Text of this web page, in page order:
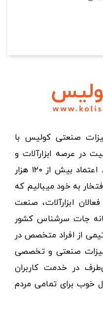
صنعتی کولیس با
۱۰ سال فعالیت در عرصه ابزارآلات و
کالاهای صنعتی توانسته مورد اعتماد بیش از ۱۲۰ هزار
به خود میبالیم که
ابزارآلات، صنعت
جات سرشناس کشور
از افراد متخصص در
صنعتی و تخصصی
در خدمت کاربران
خوب برای تمامی مردم